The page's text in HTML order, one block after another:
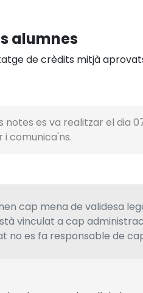
alumnes
de crèdits mitjà
es va realitzar el dia
i comunica'ns.
cap mena de validesa
vinculat a cap
no es fa responsable de